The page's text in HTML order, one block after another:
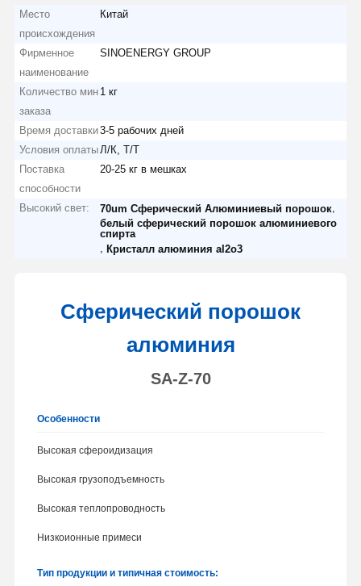
Место
происхождения
Китай
Фирменное
наименование
SINOENERGY GROUP
Количество мин
заказа
1 кг
Время доставки3-5 рабочих дней
Условия оплаты Л/К, Т/Т
Поставка
способности
20-25 кг в мешках
Высокий свет: 70um Сферический Алюминиевый порошок
белый сферический порошок алюминиевого
спирта
,Кристалл алюминия al2o3
Сферический порошок
алюминия
SA-Z-70
Особенности
Высокая сфероидизация
Высокая грузоподъемность
Высокая теплопроводность
Низкоионные примеси
Тип продукции и типичная стоимость: